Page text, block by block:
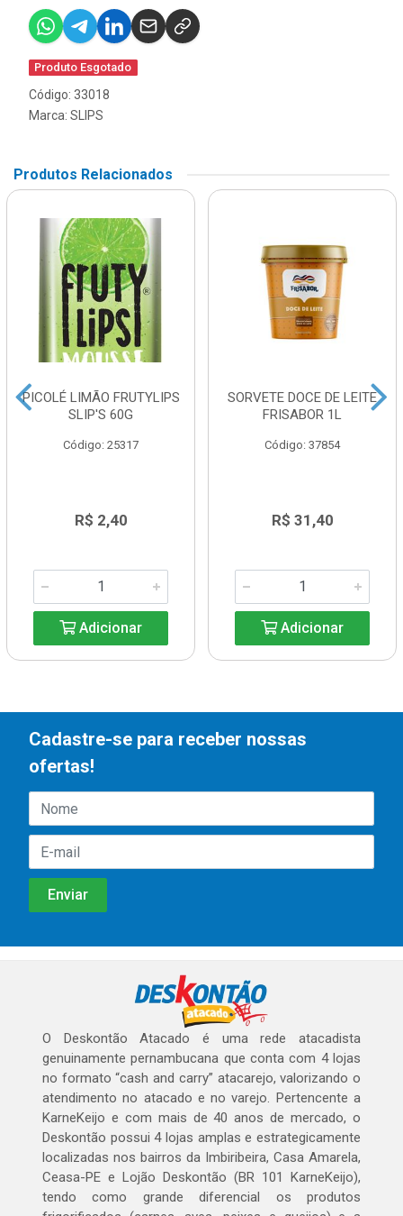
Produto Esgotado
Código: 33018
Marca: SLIPS
Produtos Relacionados
PICOLÉ LIMÃO FRUTYLIPS
SLIP'S 60G
Código: 25317
R$ 2,40
Adicionar
SORVETE DOCE DE LEITE
FRISABOR 1L
Código: 37854
R$ 31,40
Adicionar
Cadastre-se para receber nossas
ofertas!
O Deskontão Atacado é uma rede atacadista
genuinamente pernambucana que conta com 4 lojas
no formato “cash and carry” atacarejo, valorizando o
atendimento no atacado e no varejo. Pertencente a
KarneKeijo e com mais de 40 anos de mercado, o
Deskontão possui 4 lojas amplas e estrategicamente
localizadas nos bairros da Imbiribeira, Casa Amarela,
Ceasa-PE e Lojão Deskontão (BR 101 KarneKeijo),
tendo como grande diferencial os produtos